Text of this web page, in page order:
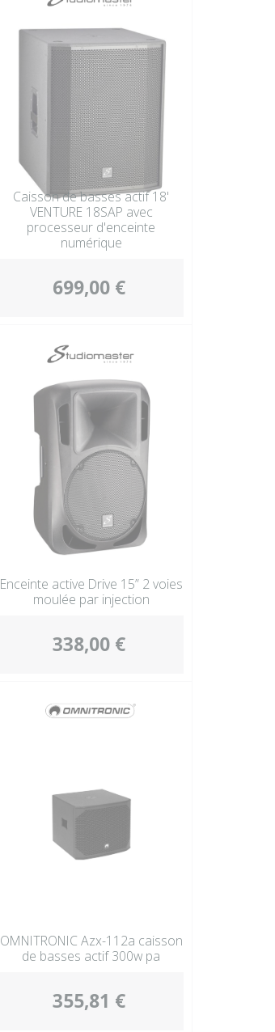
Caisson de basses actif 18'
VENTURE 18SAP avec
processeur d'enceinte
numérique
699,00 €
Enceinte active Drive 15” 2 voies
moulée par injection
338,00 €
OMNITRONIC Azx-112a caisson
de basses actif 300w pa
355,81 €